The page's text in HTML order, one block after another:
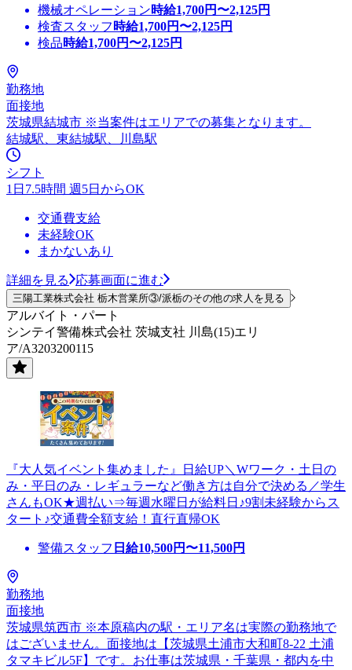
機械オペレーション時給1,700円〜2,125円
検査スタッフ 時給1,700円〜2,125円
検品時給1,700円〜2,125円
勤務地
面接地
茨城県結城市 ※当案件はエリアでの募集となります。
結城駅、東結城駅、川島駅
シフト
1日7.5時間 週5日からOK
交通費支給
未経験OK
まかないあり
詳細を見る 応募画面に進む
三陽工業株式会社 栃木営業所③/派栃のその他の求人を見る
アルバイト・パート
シンテイ警備株式会社 茨城支社 川島(15)エリ
ア/A3203200115
『大人気イベント集めました』日給UP＼Wワーク・土日の
み・平日のみ・レギュラーなど働き方は自分で決める／学生
さんもOK★週払い⇒毎週水曜日が給料日♪9割未経験からス
タート♪交通費全額支給！直行直帰OK
警備スタッフ 日給10,500円〜11,500円
勤務地
面接地
茨城県筑西市 ※本原稿内の駅・エリア名は実際の勤務地で
はございません。面接地は【茨城県土浦市大和町8-22 土浦
タマキビル5F】です。お仕事は茨城県・千葉県・都内を中